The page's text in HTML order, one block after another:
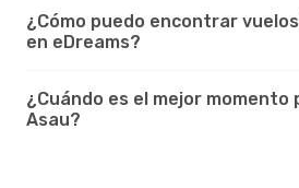
¿Cómo puedo encontrar
en eDreams?
¿Cuándo es el mejor momento
Asau?